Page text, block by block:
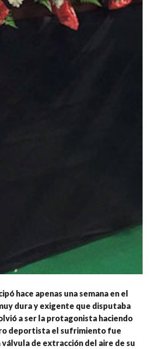
hace apenas una semana en el
dura y exigente que disputaba
a ser la protagonista haciendo
deportista el sufrimiento fue
de extracción del aire de su